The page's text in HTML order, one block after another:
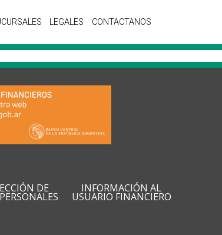
LEGALES CONTACTANOS
DE INFORMACIÓN AL
USUARIO FINANCIERO